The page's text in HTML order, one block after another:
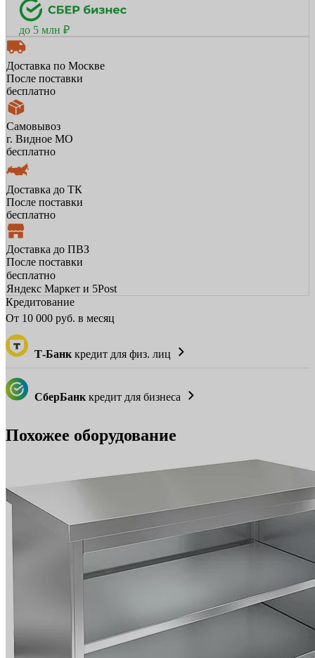
до 5 млн ₽
Доставка по Москве
После поставки
бесплатно
Самовывоз
г. Видное МО
бесплатно
Доставка до ТК
После поставки
бесплатно
Доставка до ПВЗ
После поставки
бесплатно
Яндекс Маркет и 5Post
Кредитование
От 10 000 руб. в месяц
Т-Банк кредит для физ. лиц
СберБанк кредит для бизнеса
Похожее оборудование